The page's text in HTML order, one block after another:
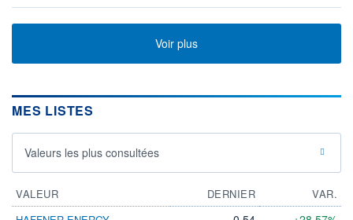
Voir plus
MES LISTES
Valeurs les plus consultées
VALEUR DERNIER
VAR.